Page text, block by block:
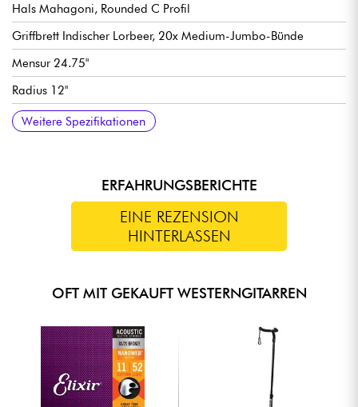
Hals Mahagoni, Rounded C Profil
Griffbrett Indischer Lorbeer, 20x Medium-Jumbo-Bünde
Mensur 24.75"
Radius 12"
Bund Halsbreite 1. Bund 43.0 mm / 1.692 in
Steg Indischer Oleander
Hochglanz-Finish
Weitere Spezifikationen
ERFAHRUNGSBERICHTE
EINE REZENSION
HINTERLASSEN
OFT MIT GEKAUFT WESTERNGITARREN